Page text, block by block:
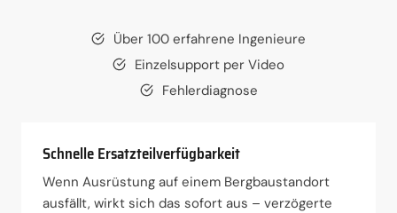
Über 100 erfahrene Ingenieure
Einzelsupport per Video
Fehlerdiagnose
Schnelle Ersatzteilverfügbarkeit
Wenn Ausrüstung auf einem Bergbaustandort
ausfällt, wirkt sich das sofort aus – verzögerte